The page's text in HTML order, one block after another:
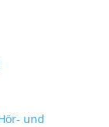
und